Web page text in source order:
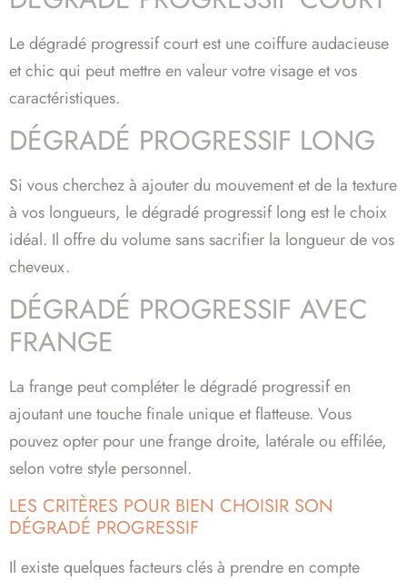
Le dégradé progressif court est une coiffure audacieuse
et chic qui peut mettre en valeur votre visage et vos
caractéristiques.
DÉGRADÉ PROGRESSIF LONG
Si vous cherchez à ajouter du mouvement et de la texture
à vos longueurs, le dégradé progressif long est le choix
idéal. Il offre du volume sans sacrifier la longueur de vos
cheveux.
DÉGRADÉ PROGRESSIF AVEC
FRANGE
La frange peut compléter le dégradé progressif en
ajoutant une touche finale unique et flatteuse. Vous
pouvez opter pour une frange droite, latérale ou effilée,
selon votre style personnel.
LES CRITÈRES POUR BIEN CHOISIR SON
DÉGRADÉ PROGRESSIF
Il existe quelques facteurs clés à prendre en compte